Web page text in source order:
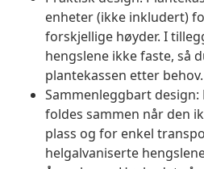
enheter (ikke inkludert)
forskjellige høyder. I
hengslene ikke faste, så
plantekassen etter behov.
Sammenleggbart design:
foldes sammen når den
plass og for enkel
helgalvaniserte